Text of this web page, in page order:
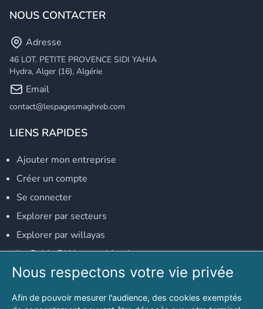
NOUS CONTACTER
Adresse
46 LOT. PETITE PROVENCE SIDI YAHIA
Hydra, Alger (16), Algérie
Email
contact@lespagesmaghreb.com
LIENS RAPIDES
Ajouter mon entreprise
Créer un compte
Se connecter
Explorer par secteurs
Explorer par willayas
Le Guide D'Alger, guide-alger.com
NOS RÉSEAUX SOCIAUX
Notre page Facebook
Nous respectons votre vie privée
Afin de pouvoir mesurer l'audience, des cookies exemptés